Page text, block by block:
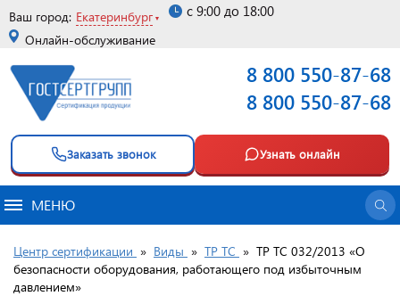
Ваш город: Екатеринбург
Онлайн-обслуживание
с 9:00 до 18:00
8 800 550-87-68
8 800 550-87-68
Заказать звонок Узнать онлайн
МЕНЮ
Центр сертификации » Виды » ТР ТС » ТР ТС 032/2013 «О
безопасности оборудования, работающего под избыточным
давлением»